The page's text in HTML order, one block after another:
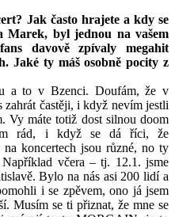
Jak často hrajete a kdy se
Marek, byl jednou na vašem
davově zpívaly megahit
Jaké ty máš osobně pocity z
a to v Bzenci. Doufám, že v
zahrát častěji, i když nevím jestli
Vy máte totiž dost silnou doom
rád, i když se dá říci, že
koncertech jsou různé, no ty
včera – tj. 12.1. jsme
Bylo na nás asi 200 lidí a
i se zpěvem, ono já jsem
Musím se ti přiznat, že mne se